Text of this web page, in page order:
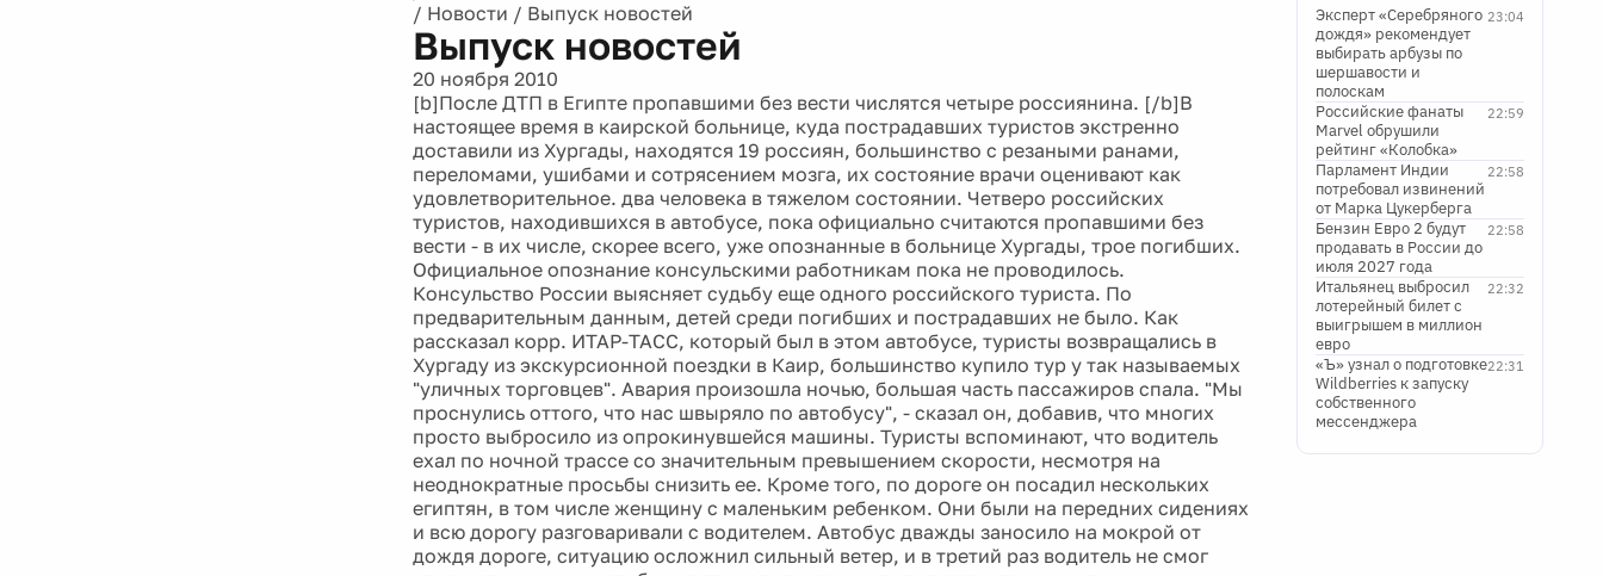
/ Новости / Выпуск новостей
Выпуск новостей
20 ноября 2010
[b]После ДТП в Египте пропавшими без вести числятся четыре россиянина. [/b]В
настоящее время в каирской больнице, куда пострадавших туристов экстренно
доставили из Хургады, находятся 19 россиян, большинство с резаными ранами,
переломами, ушибами и сотрясением мозга, их состояние врачи оценивают как
удовлетворительное. два человека в тяжелом состоянии. Четверо российских
туристов, находившихся в автобусе, пока официально считаются пропавшими без
вести - в их числе, скорее всего, уже опознанные в больнице Хургады, трое погибших.
Официальное опознание консульскими работникам пока не проводилось.
Консульство России выясняет судьбу еще одного российского туриста. По
предварительным данным, детей среди погибших и пострадавших не было. Как
рассказал корр. ИТАР-ТАСС, который был в этом автобусе, туристы возвращались в
Хургаду из экскурсионной поездки в Каир, большинство купило тур у так называемых
"уличных торговцев". Авария произошла ночью, большая часть пассажиров спала. "Мы
проснулись оттого, что нас швыряло по автобусу", - сказал он, добавив, что многих
просто выбросило из опрокинувшейся машины. Туристы вспоминают, что водитель
ехал по ночной трассе со значительным превышением скорости, несмотря на
неоднократные просьбы снизить ее. Кроме того, по дороге он посадил нескольких
египтян, в том числе женщину с маленьким ребенком. Они были на передних сидениях
и всю дорогу разговаривали с водителем. Автобус дважды заносило на мокрой от
дождя дороге, ситуацию осложнил сильный ветер, и в третий раз водитель не смог
23:04
Эксперт «Серебряного
дождя» рекомендует
выбирать арбузы по
шершавости и
полоскам
22:59
Российские фанаты
Marvel обрушили
рейтинг «Колобка»
22:58
Парламент Индии
потребовал извинений
от Марка Цукерберга
22:58
Бензин Евро 2 будут
продавать в России до
июля 2027 года
22:32
Итальянец выбросил
лотерейный билет с
выигрышем в миллион
евро
22:31
«Ъ» узнал о подготовке
Wildberries к запуску
собственного
мессенджера